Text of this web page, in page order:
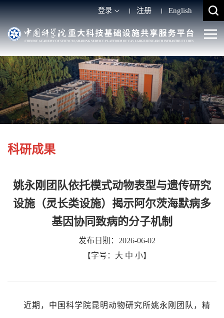
登录 注册 English
科研成果
姚永刚团队依托模式动物表型与遗传研究
设施（灵长类设施）揭示阿尔茨海默病多
基因协同致病的分子机制
发布日期：2026-06-02
【字号： 大 中 小】
近期，中国科学院昆明动物研究所姚永刚团队，精